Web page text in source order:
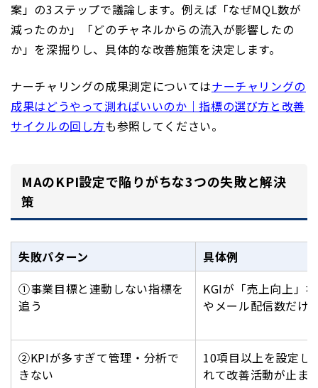
案」の3ステップで議論します。例えば「なぜMQL数が
減ったのか」「どのチャネルからの流入が影響したの
か」を深掘りし、具体的な改善施策を決定します。
ナーチャリングの成果測定についてはナーチャリングの
成果はどうやって測ればいいのか｜指標の選び方と改善
サイクルの回し方も参照してください。
MAのKPI設定で陥りがちな3つの失敗と解決
策
失敗パターン
具体例
①事業目標と連動しない指標を
追う
KGIが「売上向上」
やメール配信数だけ
②KPIが多すぎて管理・分析で
きない
10項目以上を設定し
れて改善活動が止ま